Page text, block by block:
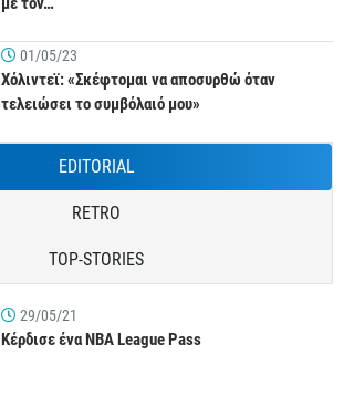
01/05/23
Χόλιντεϊ: «Σκέφτομαι να αποσυρθώ όταν
τελειώσει το συμβόλαιό μου»
EDITORIAL
RETRO
TOP-STORIES
29/05/21
Κέρδισε ένα NBA League Pass